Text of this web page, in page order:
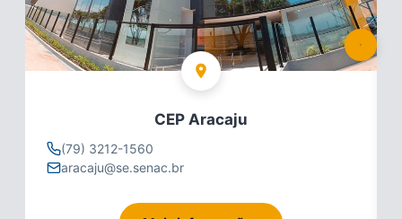
CEP Aracaju
(79) 3212-1560
aracaju@se.senac.br